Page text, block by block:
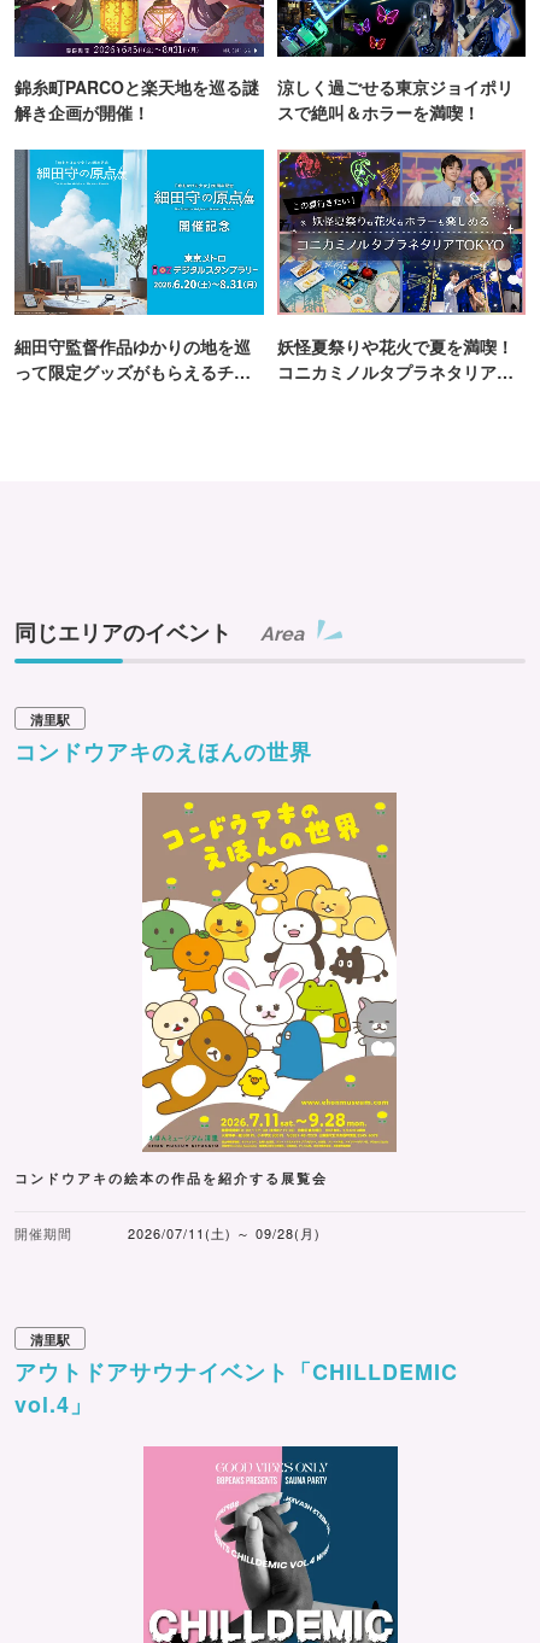
錦糸町PARCOと楽天地を巡る謎
解き企画が開催！
涼しく過ごせる東京ジョイポリ
スで絶叫＆ホラーを満喫！
細田守監督作品ゆかりの地を巡
って限定グッズがもらえるチャ
妖怪夏祭りや花火で夏を満喫！
コニカミノルタプラネタリア
同じエリアのイベント Area
清里駅
コンドウアキのえほんの世界
コンドウアキの絵本の作品を紹介する展覧会
開催期間 2026/07/11(土) ～ 09/28(月)
清里駅
アウトドアサウナイベント「CHILLDEMIC
vol.4」